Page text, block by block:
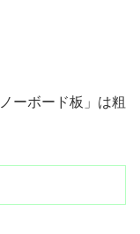
ーボード板」は粗